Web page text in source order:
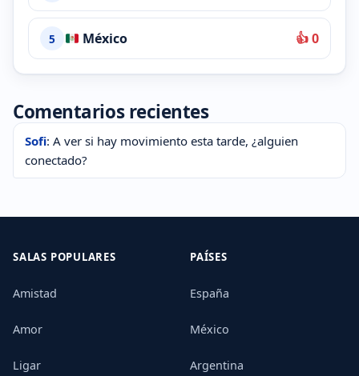
5 México 👍 0
Comentarios recientes
Sofi: A ver si hay movimiento esta tarde, ¿alguien
conectado?
SALAS POPULARES
Amistad
Amor
Ligar
PAÍSES
España
México
Argentina